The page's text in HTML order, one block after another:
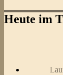
Heute im